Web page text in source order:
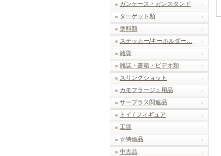
ガンケース・ガンスタンド
ターゲット類
塗料類
ステッカー/キーホルダー…
雑貨
雑誌・書籍・ビデオ類
スリングショット
カモフラージュ用品
サープラス関連品
トイ / フィギュア
工賃
☆特価品
中古品